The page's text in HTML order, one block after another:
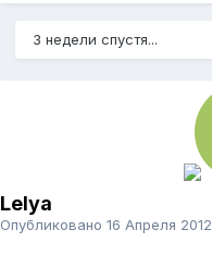
3 недели спустя...
Lelya
Опубликовано 16 Апреля 2012